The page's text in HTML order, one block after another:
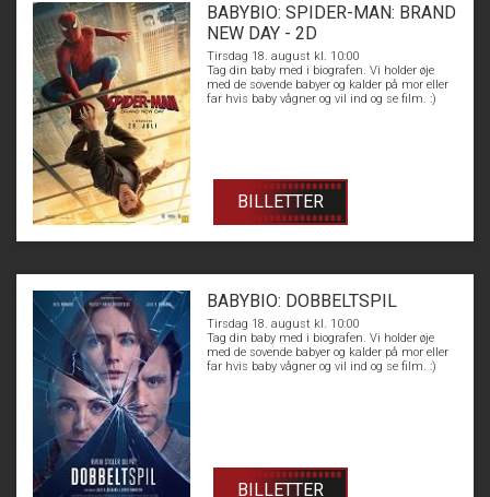
BABYBIO: SPIDER-MAN: BRAND
NEW DAY - 2D
Tirsdag 18. august kl. 10:00
Tag din baby med i biografen. Vi holder øje
med de sovende babyer og kalder på mor eller
far hvis baby vågner og vil ind og se film. :)
BILLETTER
BABYBIO: DOBBELTSPIL
Tirsdag 18. august kl. 10:00
Tag din baby med i biografen. Vi holder øje
med de sovende babyer og kalder på mor eller
far hvis baby vågner og vil ind og se film. :)
BILLETTER